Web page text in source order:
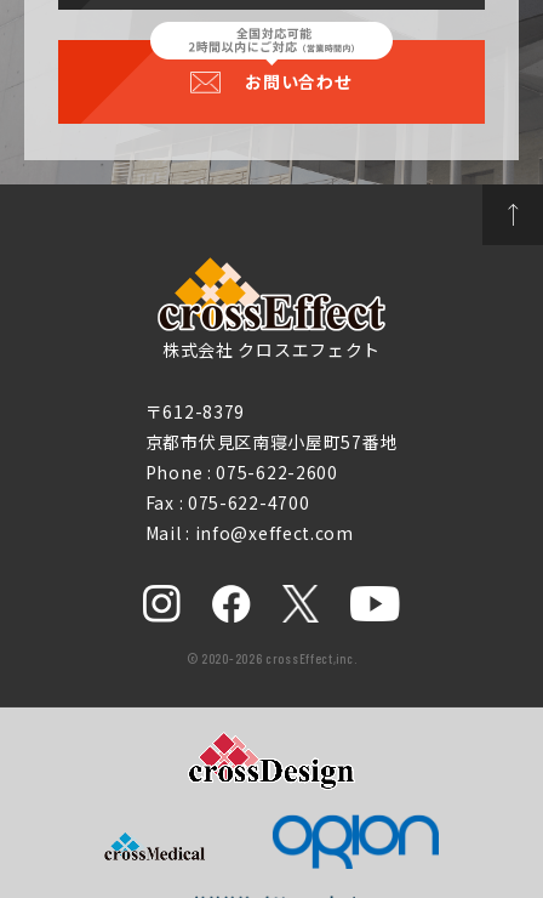
お問い合わせ
株式会社 クロスエフェクト
〒612-8379
京都市伏見区南寝小屋町57番地
Phone :075-622-2600
Fax : 075-622-4700
Mail : info@xeffect.com
© 2020-2026 crossEffect,inc.